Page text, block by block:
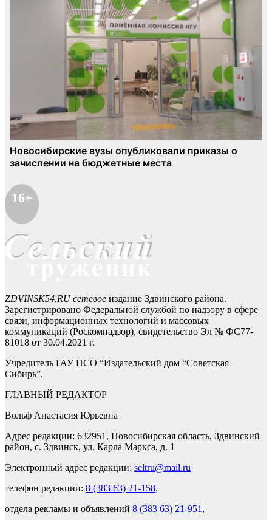
16+
ZDVINSK54.RU сетевое издание Здвинского района.
Зарегистрировано Федеральной службой по надзору в сфере
связи, информационных технологий и массовых
коммуникаций (Роскомнадзор), свидетельство Эл № ФС77-
81018 от 30.04.2021 г.
Учредитель ГАУ НСО “Издательский дом “Советская
Сибирь”.
ГЛАВНЫЙ РЕДАКТОР
Вольф Анастасия Юрьевна
Адрес редакции: 632951, Новосибирская область, Здвинский
район, с. Здвинск, ул. Карла Маркса, д. 1
Электронный адрес редакции: seltru@mail.ru
телефон редакции: 8 (383 63) 21-158,
отдела рекламы и объявлений 8 (383 63) 21-951 ,